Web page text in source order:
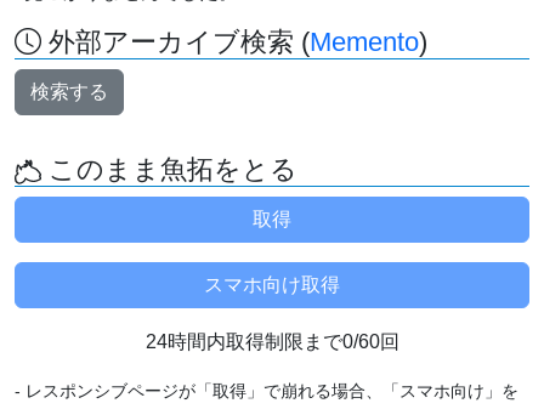
外部アーカイブ検索 (Memento)
検索する
このまま魚拓をとる
24時間内取得制限まで0/60回
- レスポンシブページが「取得」で崩れる場合、「スマホ向け」を